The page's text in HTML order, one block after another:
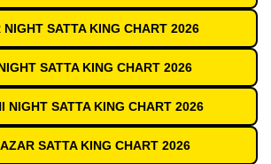
NIGHT SATTA KING CHART 2026
SATTA KING CHART 2026
NIGHT SATTA KING CHART 2026
SATTA KING CHART 2026